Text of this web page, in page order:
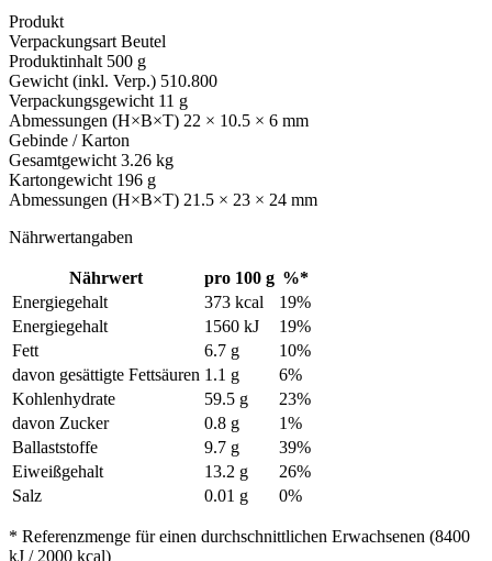
Produkt
Verpackungsart Beutel
Produktinhalt 500 g
Gewicht (inkl. Verp.) 510.800
Verpackungsgewicht 11 g
Abmessungen (H×B×T) 22 × 10.5 × 6 mm
Gebinde / Karton
Gesamtgewicht 3.26 kg
Kartongewicht 196 g
Abmessungen (H×B×T) 21.5 × 23 × 24 mm
Nährwertangaben
Nährwert pro 100 g %*
Energiegehalt
373 kcal
19%
Energiegehalt
1560 kJ
19%
Fett
6.7 g
10%
davon gesättigte Fettsäuren 1.1 g
6%
Kohlenhydrate
59.5 g
23%
davon Zucker
0.8 g
1%
Ballaststoffe
9.7 g
39%
Eiweißgehalt
13.2 g
26%
Salz
0.01 g 0%
* Referenzmenge für einen durchschnittlichen Erwachsenen (8400
kJ / 2000 kcal)